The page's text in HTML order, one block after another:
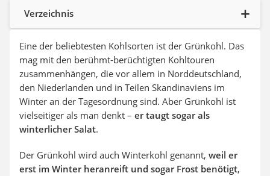
Stihl-Laubbläser
Minidumper
Verzeichnis
Eine der beliebtesten Kohlsorten ist der Grünkohl. Das
mag mit den berühmt-berüchtigten Kohltouren
zusammenhängen, die vor allem in Norddeutschland,
den Niederlanden und in Teilen Skandinaviens im
Winter an der Tagesordnung sind. Aber Grünkohl ist
vielseitiger als man denkt – er taugt sogar als
winterlicher Salat.
Der Grünkohl wird auch Winterkohl genannt, weil er
erst im Winter heranreift und sogar Frost benötigt,